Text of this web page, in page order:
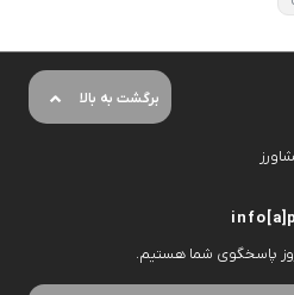
برگشت به بالا